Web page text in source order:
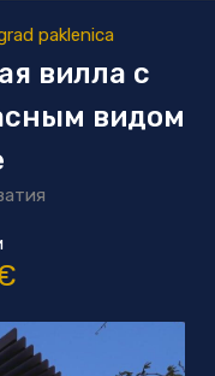
paklenica
вилла с
видом